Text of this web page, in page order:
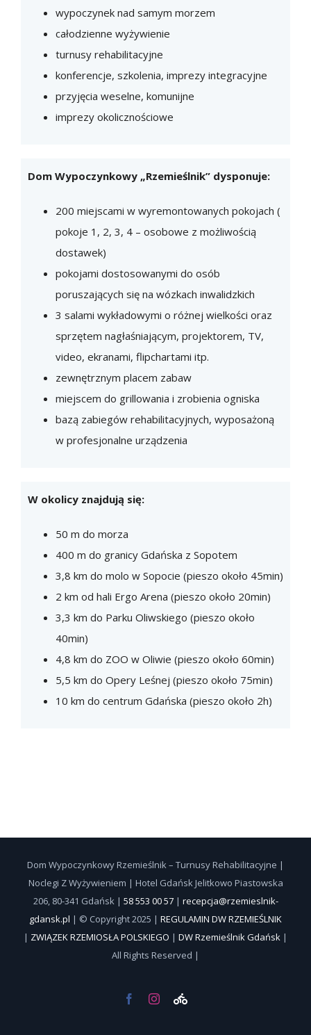
wypoczynek nad samym morzem
całodzienne wyżywienie
turnusy rehabilitacyjne
konferencje, szkolenia, imprezy integracyjne
przyjęcia weselne, komunijne
imprezy okolicznościowe
Dom Wypoczynkowy „Rzemieślnik” dysponuje:
200 miejscami w wyremontowanych pokojach (
pokoje 1, 2, 3, 4 – osobowe z możliwością
dostawek)
pokojami dostosowanymi do osób
poruszających się na wózkach inwalidzkich
3 salami wykładowymi o różnej wielkości oraz
sprzętem nagłaśniającym, projektorem, TV,
video, ekranami, flipchartami itp.
zewnętrznym placem zabaw
miejscem do grillowania i zrobienia ogniska
bazą zabiegów rehabilitacyjnych, wyposażoną
w profesjonalne urządzenia
W okolicy znajdują się:
50 m do morza
400 m do granicy Gdańska z Sopotem
3,8 km do molo w Sopocie (pieszo około 45min)
2 km od hali Ergo Arena (pieszo około 20min)
3,3 km do Parku Oliwskiego (pieszo około
40min)
4,8 km do ZOO w Oliwie (pieszo około 60min)
5,5 km do Opery Leśnej (pieszo około 75min)
10 km do centrum Gdańska (pieszo około 2h)
Dom Wypoczynkowy Rzemieślnik – Turnusy Rehabilitacyjne |
Noclegi Z Wyżywieniem | Hotel Gdańsk Jelitkowo Piastowska
206, 80-341 Gdańsk | 58 553 00 57 | recepcja@rzemieslnik-
gdansk.pl | © Copyright 2025 | REGULAMIN DW RZEMIEŚLNIK
| ZWIĄZEK RZEMIOSŁA POLSKIEGO | DW Rzemieślnik Gdańsk |
All Rights Reserved |
FacebookInstagramWypożycz